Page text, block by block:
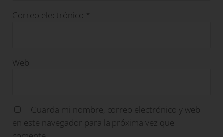
Correo electrónico *
Web
Guarda mi nombre, correo electrónico y web
en este navegador para la próxima vez que